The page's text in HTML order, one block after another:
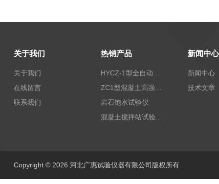
关于我们
关于我们
在线留言
联系我们
热销产品
岩石饱水试验仪
新闻中心
新闻中心
技术文章
Copyright © 2026 河北广惠试验仪器有限公司版权所有